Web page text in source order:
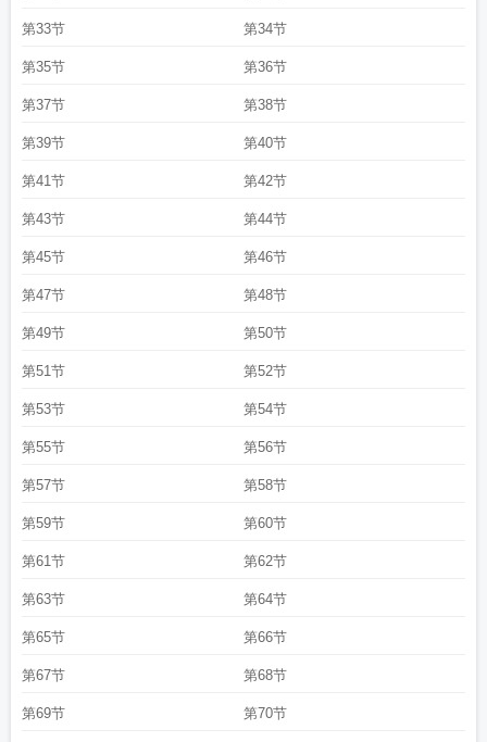
第33节 第34节
第35节 第36节
第37节 第38节
第39节 第40节
第41节 第42节
第43节 第44节
第45节 第46节
第47节 第48节
第49节 第50节
第51节 第52节
第53节 第54节
第55节 第56节
第57节 第58节
第59节 第60节
第61节 第62节
第63节 第64节
第65节 第66节
第67节 第68节
第69节 第70节